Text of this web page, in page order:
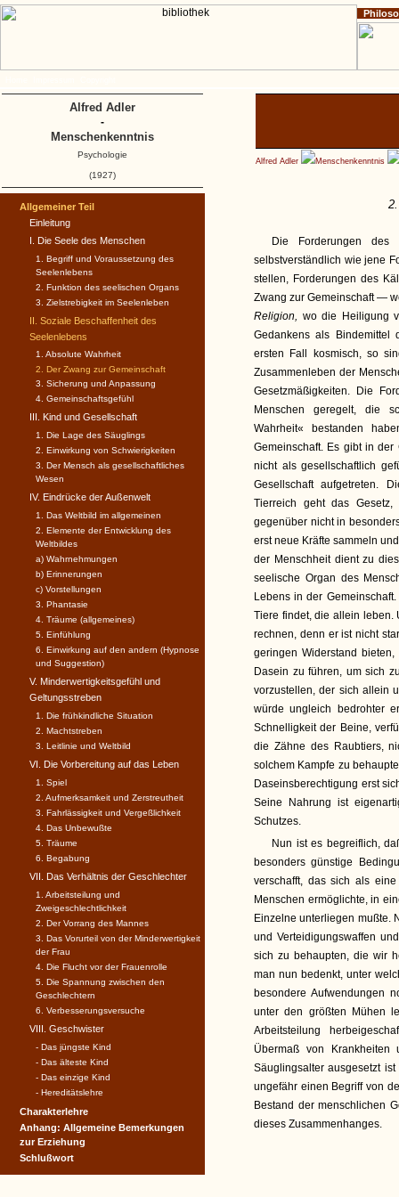
Alfred Adler Menschenkenntnis
Die Forderungen des
selbstverständlich wie jene
stellen, Forderungen des
Zwang zur Gemeinschaft —
Religion, wo die Heiligung
Gedankens als Bindemittel
ersten Fall kosmisch, so
Zusammenleben der
Gesetzmäßigkeiten. Die
Menschen geregelt, die
Wahrheit« bestanden
Gemeinschaft. Es gibt in
nicht als gesellschaftlich
Gesellschaft aufgetreten.
Tierreich geht das
gegenüber nicht in
erst neue Kräfte sammeln
der Menschheit dient zu
seelische Organ des
Lebens in der
Tiere findet, die allein leben.
rechnen, denn er ist nicht
geringen Widerstand
Dasein zu führen, um sich
vorzustellen, der sich allein
würde ungleich bedrohter
Schnelligkeit der Beine,
die Zähne des Raubtiers,
solchem Kampfe zu
Daseinsberechtigung erst
Seine Nahrung ist
Schutzes.
Nun ist es begreiflich,
besonders günstige
verschafft, das sich als
Menschen ermöglichte, in
Einzelne unterliegen mußte.
und Verteidigungswaffen
sich zu behaupten, die wir
man nun bedenkt, unter
besondere Aufwendungen
unter den größten Mühen
Arbeitsteilung
Übermaß von Krankheiten
Säuglingsalter ausgesetzt
ungefähr einen Begriff von
Bestand der menschlichen
dieses Zusammenhanges.
Allgemeiner Teil
Einleitung
I. Die Seele des Menschen
1. Begriff und Voraussetzung des
Seelenlebens
2. Funktion des seelischen Organs
3. Zielstrebigkeit im Seelenleben
II. Soziale Beschaffenheit des
Seelenlebens
1. Absolute Wahrheit
2. Der Zwang zur Gemeinschaft
3. Sicherung und Anpassung
4. Gemeinschaftsgefühl
III. Kind und Gesellschaft
1. Die Lage des Säuglings
2. Einwirkung von Schwierigkeiten
3. Der Mensch als gesellschaftli­ches
Wesen
IV. Eindrücke der Außenwelt
1. Das Weltbild im allgemeinen
2. Elemente der Entwicklung des
Weltbildes
a) Wahrnehmungen
b) Erinnerungen
c) Vorstellungen
3. Phantasie
4. Träume (allgemeines)
5. Einfühlung
6. Einwirkung auf den andern (Hypnose
und Suggestion)
V. Minderwertigkeitsgefühl und
Geltungsstreben
1. Die frühkindliche Situation
2. Machtstreben
3. Leitlinie und Weltbild
VI. Die Vorbereitung auf das Leben
1. Spiel
2. Aufmerksamkeit und Zerstreutheit
3. Fahrlässigkeit und Vergeßlichkeit
4. Das Unbewußte
5. Träume
6. Begabung
VII. Das Verhältnis der Geschlechter
1. Arbeitsteilung und
Zweigeschlechtlichkeit
2. Der Vorrang des Mannes
3. Das Vorurteil von der Minderwertigkeit
der Frau
4. Die Flucht vor der Frauenrolle
5. Die Spannung zwischen den
Geschlechtern
6. Verbesserungsversuche
VIII. Geschwister
- Das jüngste Kind
- Das älteste Kind
- Das einzige Kind
- Hereditätslehre
Charakterlehre
Anhang: Allgemeine Bemerkungen
zur Erziehung
Schlußwort
Alfred Adler
-
Menschenkenntnis
Psychologie
(1927)